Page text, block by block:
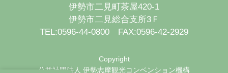
伊勢市二見町茶屋420-1
伊勢市二見総合支所3Ｆ
TEL:0596-44-0800 FAX:0596-42-2929
Copyright
公益社団法人 伊勢志摩観光コンベンション機構